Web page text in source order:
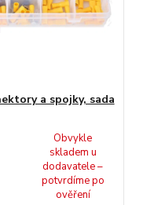
a spojky, sada
Obvykle
skladem u
dodavatele –
potvrdíme po
ověření